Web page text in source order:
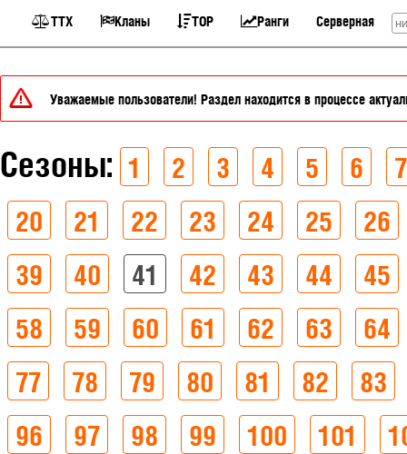
ТТХ Кланы TOP Ранги Серверная
Уважаемые пользователи! Раздел находится в процессе
Сезоны: 1 2 3 4 5 6
7
20
21 22 23 24 25
26
39
40 41 42 43 44
45
58
59 60 61 62 63
64
77
78 79 80 81 82
83
96
97 98 99 100 101